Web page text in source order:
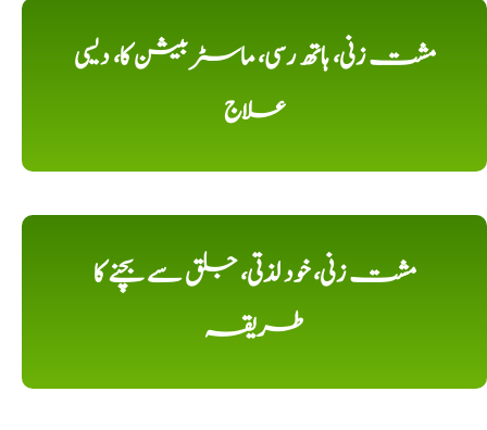
مشت زنی، ہاتھ رسی، ماسٹر بیشن کا، دیسی
علاج
مشت زنی، خود لذتی، جلق سے بچنے کا
طریقہ